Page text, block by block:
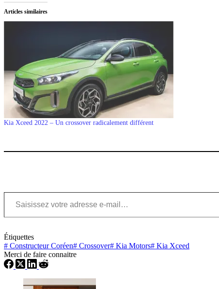
Articles similaires
Kia Xceed 2022 – Un crossover radicalement différent
Saisissez votre adresse e-mail…
Étiquettes
# Constructeur Coréen# Crossover# Kia Motors# Kia Xceed
Merci de faire connaitre